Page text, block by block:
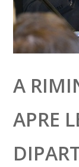
A
APRE